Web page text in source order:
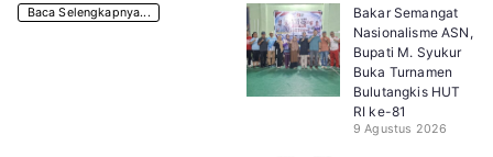
Baca Selengkapnya...
Bakar Semangat
Nasionalisme ASN,
Bupati M. Syukur
Buka Turnamen
Bulutangkis HUT
RI ke-81
9 Agustus 2026